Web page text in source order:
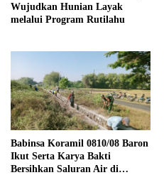
Wujudkan Hunian Layak
melalui Program Rutilahu
Babinsa Koramil 0810/08 Baron
Ikut Serta Karya Bakti
Bersihkan Saluran Air di